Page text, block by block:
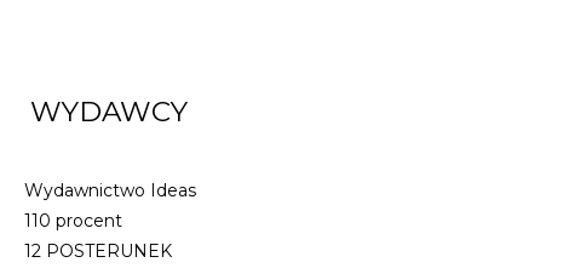
WYDAWCY
Wydawnictwo Ideas
110 procent
12 POSTERUNEK